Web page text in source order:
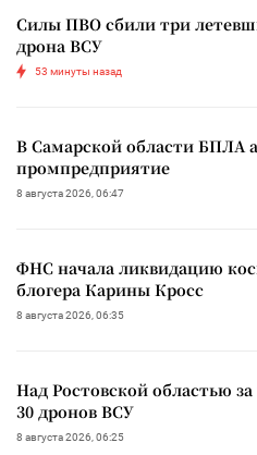
Силы ПВО сбили три
дрона ВСУ
53 минуты назад
В Самарской области БПЛА
промпредприятие
8 августа 2026, 06:47
ФНС начала ликвидацию
блогера Карины Кросс
8 августа 2026, 06:35
Над Ростовской областью
30 дронов ВСУ
8 августа 2026, 06:25